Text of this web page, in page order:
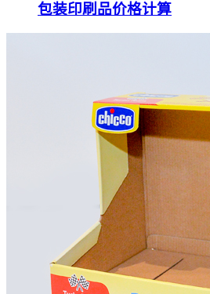
包装印刷品价格计算